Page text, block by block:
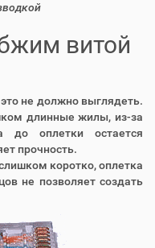
витой
не должно выглядеть.
длинные жилы, из-за
до оплетки остается
прочность.
коротко, оплетка
не позволяет создать